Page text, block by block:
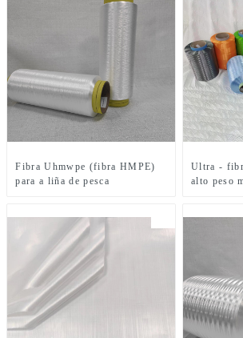
Fibra Uhmwpe (fibra HMPE)
para a liña de pesca
Ultra -
alto peso